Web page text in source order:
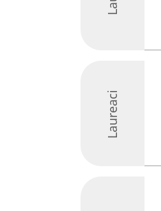
Laureaci